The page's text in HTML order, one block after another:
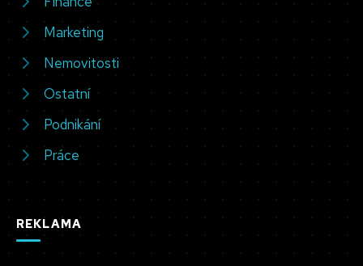
Marketing
Nemovitosti
Ostatní
Podnikání
Práce
REKLAMA